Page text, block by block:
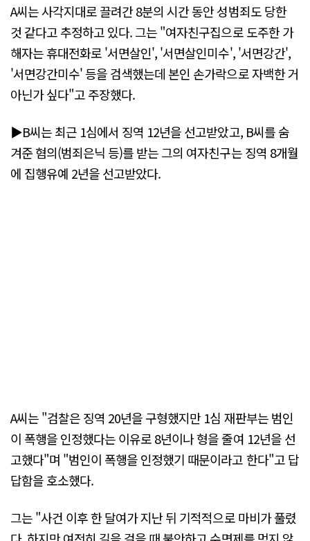
A씨는 사각지대로 끌려간 8분의 시간 동안 성범죄도 당한
것 같다고 추정하고 있다. 그는 "여자친구집으로 도주한 가
해자는 휴대전화로 '서면살인', '서면살인미수', '서면강간',
'서면강간미수' 등을 검색했는데 본인 손가락으로 자백한 거
아닌가 싶다"고 주장했다.
▶B씨는 최근 1심에서 징역 12년을 선고받았고, B씨를 숨
겨준 혐의(범죄은닉 등)를 받는 그의 여자친구는 징역 8개월
에 집행유예 2년을 선고받았다.
A씨는 "검찰은 징역 20년을 구형했지만 1심 재판부는 범인
이 폭행을 인정했다는 이유로 8년이나 형을 줄여 12년을 선
고했다"며 "범인이 폭행을 인정했기 때문이라고 한다"고 답
답함을 호소했다.
그는 "사건 이후 한 달여가 지난 뒤 기적적으로 마비가 풀렸